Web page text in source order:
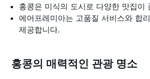
홍콩은 미식의 도시로 다양한 맛집이
에어프레미아는 고품질 서비스와 합
제공합니다.
홍콩의 매력적인 관광 명소